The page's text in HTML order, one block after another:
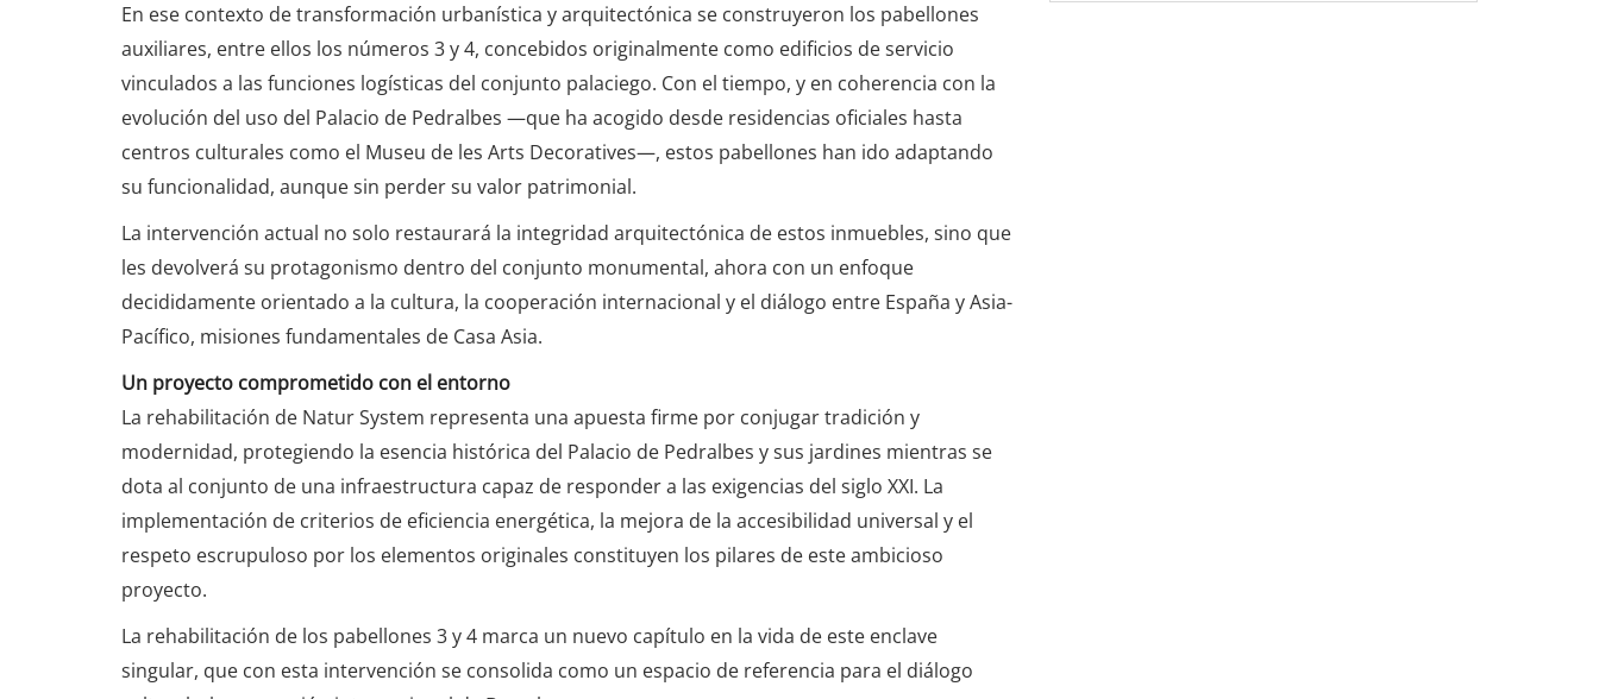
En ese contexto de transformación urbanística y arquitectónica se construyeron los pabellones
auxiliares, entre ellos los números 3 y 4, concebidos originalmente como edificios de servicio
vinculados a las funciones logísticas del conjunto palaciego. Con el tiempo, y en coherencia con la
evolución del uso del Palacio de Pedralbes —que ha acogido desde residencias oficiales hasta
centros culturales como el Museu de les Arts Decoratives—, estos pabellones han ido adaptando
su funcionalidad, aunque sin perder su valor patrimonial.
La intervención actual no solo restaurará la integridad arquitectónica de estos inmuebles, sino que
les devolverá su protagonismo dentro del conjunto monumental, ahora con un enfoque
decididamente orientado a la cultura, la cooperación internacional y el diálogo entre España y Asia-
Pacífico, misiones fundamentales de Casa Asia.
Un proyecto comprometido con el entorno
La rehabilitación de Natur System representa una apuesta firme por conjugar tradición y
modernidad, protegiendo la esencia histórica del Palacio de Pedralbes y sus jardines mientras se
dota al conjunto de una infraestructura capaz de responder a las exigencias del siglo XXI. La
implementación de criterios de eficiencia energética, la mejora de la accesibilidad universal y el
respeto escrupuloso por los elementos originales constituyen los pilares de este ambicioso
proyecto.
La rehabilitación de los pabellones 3 y 4 marca un nuevo capítulo en la vida de este enclave
singular, que con esta intervención se consolida como un espacio de referencia para el diálogo